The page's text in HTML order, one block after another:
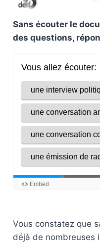
Sans écouter le
des questions,
Vous constatez que
déjà de nombreuses